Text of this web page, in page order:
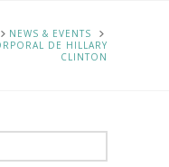
NEWS & EVENTS
DE HILLARY
CLINTON